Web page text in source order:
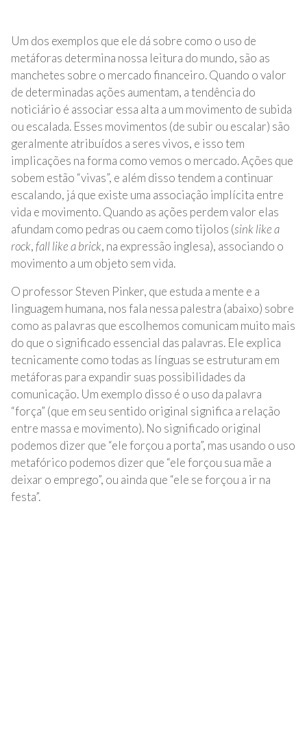
Um dos exemplos que ele dá sobre como o uso de
metáforas determina nossa leitura do mundo, são as
manchetes sobre o mercado financeiro. Quando o valor
de determinadas ações aumentam, a tendência do
noticiário é associar essa alta a um movimento de subida
ou escalada. Esses movimentos (de subir ou escalar) são
geralmente atribuídos a seres vivos, e isso tem
implicações na forma como vemos o mercado. Ações que
sobem estão “vivas”, e além disso tendem a continuar
escalando, já que existe uma associação implícita entre
vida e movimento. Quando as ações perdem valor elas
afundam como pedras ou caem como tijolos (sink like a
rock,fall like a brick, na expressão inglesa), associando o
movimento a um objeto sem vida.
O professor Steven Pinker, que estuda a mente e a
linguagem humana, nos fala nessa palestra (abaixo) sobre
como as palavras que escolhemos comunicam muito mais
do que o significado essencial das palavras. Ele explica
tecnicamente como todas as línguas se estruturam em
metáforas para expandir suas possibilidades da
comunicação. Um exemplo disso é o uso da palavra
“força” (que em seu sentido original significa a relação
entre massa e movimento). No significado original
podemos dizer que “ele forçou a porta”, mas usando o uso
metafórico podemos dizer que “ele forçou sua mãe a
deixar o emprego”, ou ainda que “ele se forçou a ir na
festa”.